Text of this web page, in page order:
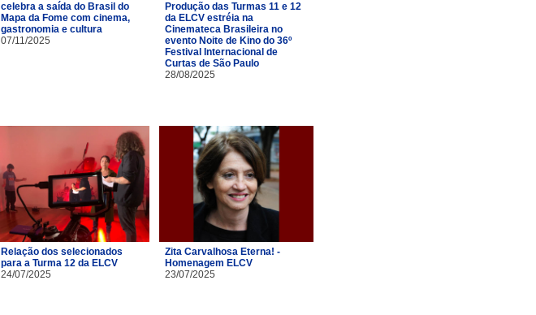
celebra a saída do Brasil do
Mapa da Fome com cinema,
gastronomia e cultura
07/11/2025
Produção das Turmas 11 e 12
da ELCV estréia na
Cinemateca Brasileira no
evento Noite de Kino do 36º
Festival Internacional de
Curtas de São Paulo
28/08/2025
Relação dos selecionados
para a Turma 12 da ELCV
24/07/2025
Zita Carvalhosa Eterna! -
Homenagem ELCV
23/07/2025